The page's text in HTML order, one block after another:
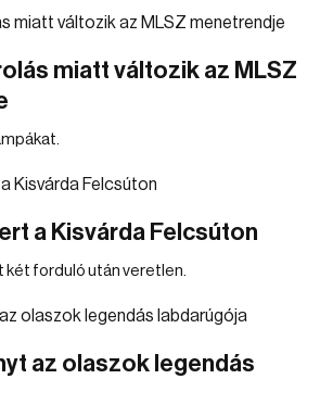
miatt változik az MLSZ
a Kisvárda Felcsúton
két forduló után veretlen.
az olaszok legendás